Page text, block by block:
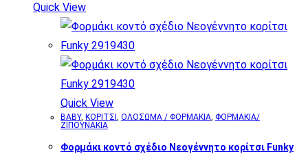
Quick View
Quick View
BABY, ΚΟΡΙΤΣΙ , ΟΛΟΣΩΜΑ / ΦΟΡΜΑΚΙΑ, ΦΟΡΜΑΚΙΑ/
ΖΙΠΟΥΝΑΚΙΑ
Φορμάκι κοντό σχέδιο Νεογέννητο κορίτσι Funky